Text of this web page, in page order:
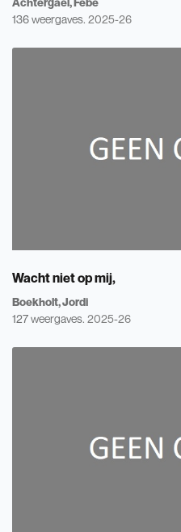
136 weergaves. 2025-26
Wacht niet op mij,
Boekholt, Jordi
127 weergaves. 2025-26